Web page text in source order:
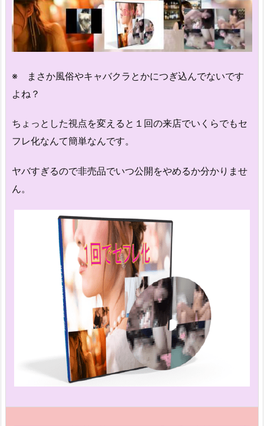
※ まさか風俗やキャバクラとかにつぎ込んでないです
よね？
ちょっとした視点を変えると１回の来店でいくらでもセ
フレ化なんて簡単なんです。
ヤバすぎるので非売品でいつ公開をやめるか分かりませ
ん。